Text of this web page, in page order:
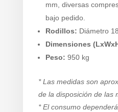
mm, diversas
bajo pedido.
Rodillos: Diámetro
Dimensiones
Peso: 950 kg
* Las medidas son
de la disposición de las
* El consumo